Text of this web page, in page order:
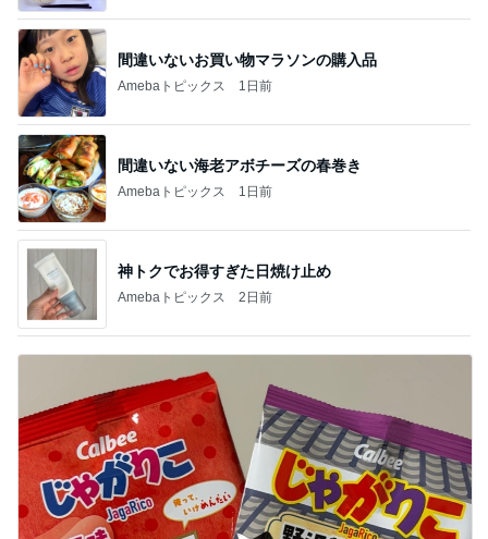
間違いないお買い物マラソンの購入品
Amebaトピックス 1日前
間違いない海老アボチーズの春巻き
Amebaトピックス 1日前
神トクでお得すぎた日焼け止め
Amebaトピックス 2日前